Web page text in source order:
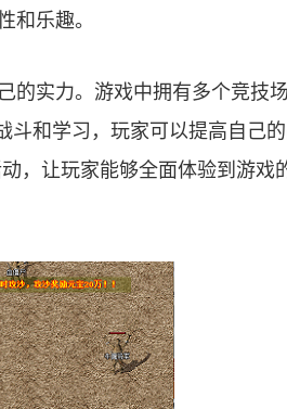
和乐趣。
的实力。游戏中拥有多个竞技场
斗和学习，玩家可以提高自己
，让玩家能够全面体验到游戏